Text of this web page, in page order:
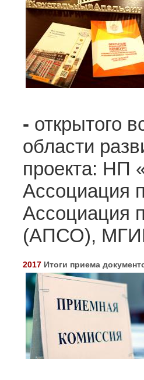
- открытого
области
проекта: НП
Ассоциация
Ассоциация
(АПСО),
2017 Итоги приема